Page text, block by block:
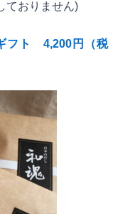
ておりません)
フト 4,200円（税